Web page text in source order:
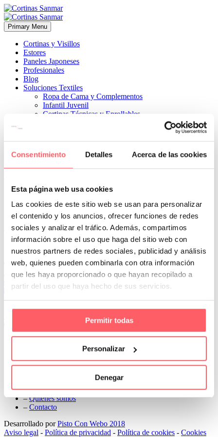
Consentimiento Detalles Acerca de las cookies
Esta página web usa cookies
Las cookies de este sitio web se usan para personalizar
el contenido y los anuncios, ofrecer funciones de redes
sociales y analizar el tráfico. Además, compartimos
información sobre el uso que haga del sitio web con
nuestros partners de redes sociales, publicidad y análisis
web, quienes pueden combinarla con otra información
que les haya proporcionado o que hayan recopilado a
partir del uso que haya hecho de sus servicios.
Permitir todas
Personalizar
Denegar
Primary Menu
Cortinas y Visillos
Estores
Paneles Japoneses
Profesionales
Blog
Soluciones Textiles
Ropa de Cama y Complementos
Infantil Juvenil
Cortinas Técnicas y Enrollables
¿Quiénes Somos?
Contacto
14 noviembre, 2019
ESTILO CLÁSICO
Combinación perfecta para un papel de flores moradas
Prev
Next
Conoce Cortinas Sanmar
c/ Madrid nº 87 Local 1 y 5 28970 Madrid
91 498 08 97
699 241 888
info@cortinassanmar.es
–Servicios personalizados
–Nuestros proyectos
–Quiénes somos
– Contacto
Desarrollado porPisto Con Webo 2018
Aviso legal - Política de privacidad - Política de cookies - Cookies